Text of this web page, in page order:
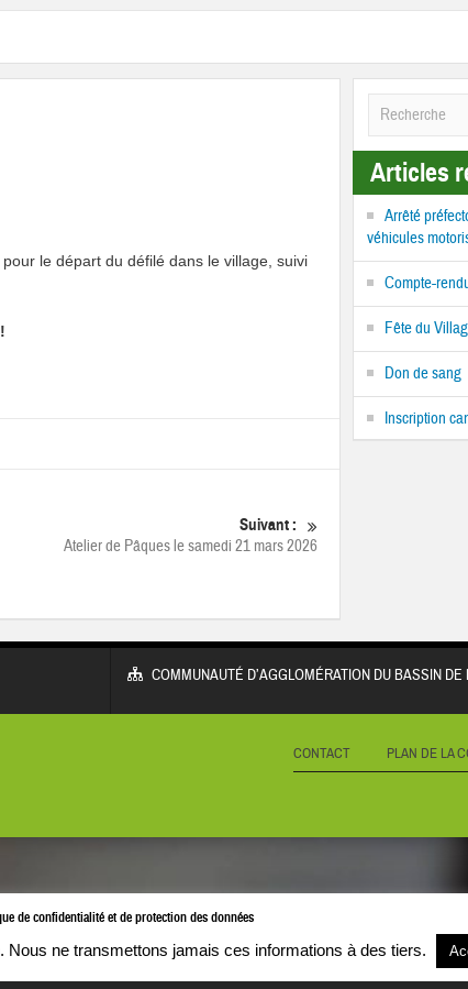
le départ du défilé dans le village, suivi
Suivant :
Atelier de Pâques le samedi 21 mars 2026
Articles
Arrêté
véhicules
Compte-
Fête du
Don de sang
Inscription
COMMUNAUTÉ D’AGGLOMÉRATION DU BASSIN
CONTACT PLAN DE LA
de confidentialité et de protection des données
ne transmettons jamais ces informations à des tiers.